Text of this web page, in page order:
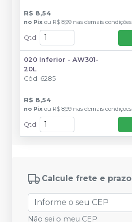
R$ 8,54
no Pix ou R$ 8,99 nas demais condições
Qtd :
020 Inferior - AW301-
20L
Cód. 6285
R$ 8,54
no Pix ou R$ 8,99 nas demais condições
Qtd:
Calcule frete e prazo
Não sei o meu CEP